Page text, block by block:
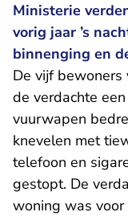
Ministerie
vorig jaar ’s
binnenging en
De vijf
de verdachte
vuurwapen
knevelen met
telefoon en
gestopt. De
woning was